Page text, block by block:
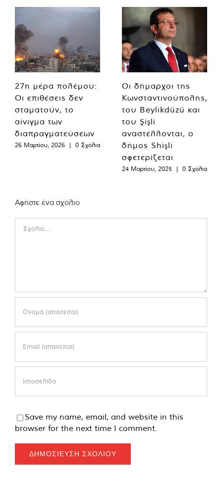
27η μέρα πολέμου:
Οι επιθέσεις δεν
σταματούν, το
αίνιγμα των
διαπραγματεύσεων
26 Μαρτίου, 2026 | 0 Σχόλια
Οι δήμαρχοι της
Κωνσταντινούπολης,
του Beylikdüzü και
του Şişli
αναστέλλονται, ο
δήμος Shişli
σφετερίζεται
24 Μαρτίου, 2025 | 0 Σχόλια
Αφήστε ένα σχόλιο
Save my name, email, and website in this
browser for the next time I comment.